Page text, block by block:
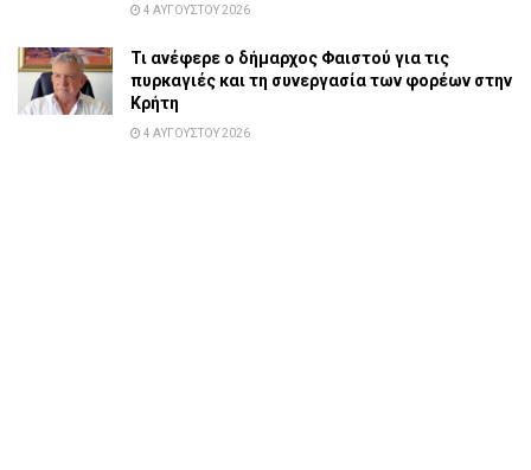
4 ΑΥΓΟΎΣΤΟΥ 2026
Τι ανέφερε ο δήμαρχος Φαιστού για τις
πυρκαγιές και τη συνεργασία των φορέων στην
Κρήτη
4 ΑΥΓΟΎΣΤΟΥ 2026